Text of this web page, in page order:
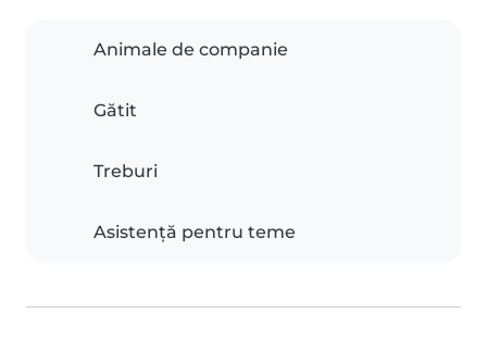
Animale de companie
Gătit
Treburi
Asistență pentru teme